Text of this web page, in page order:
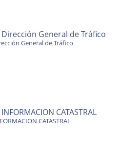
General de Tráfico
General de Tráfico
CATASTRAL
CATASTRAL